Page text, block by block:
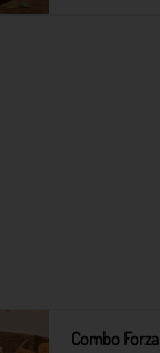
Combo Forza